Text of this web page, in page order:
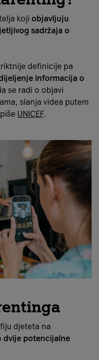
koji objavljuju
sadržaja o
definicije pa
informacija o
se radi o objavi
slanja videa putem
UNICEF.
djeteta na
dvije potencijalne